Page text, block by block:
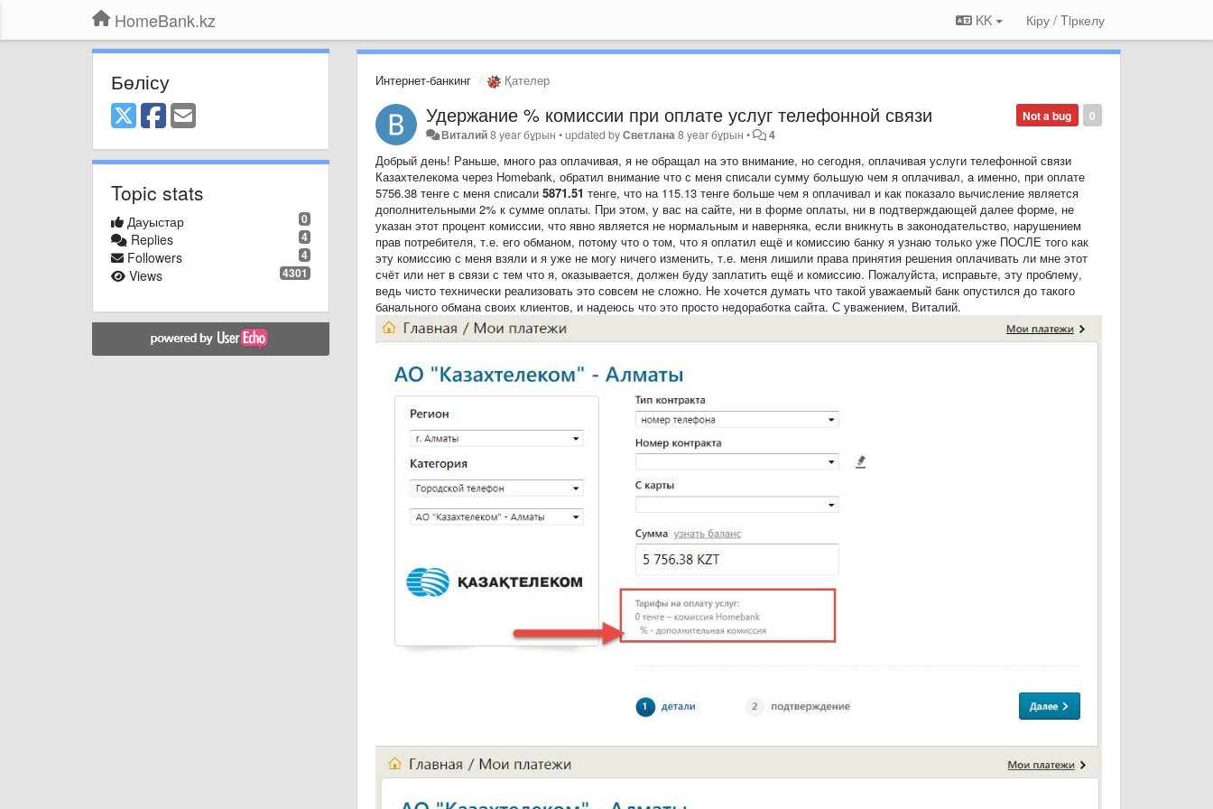
HomeBank.kz KK Кіру / Tiркелу
Бөлісу
Topic stats
0
Дауыстар
4
Replies
4
Followers
4301
Views
Интернет-банкинг Қателер
0
Not a bug
Удержание % комиссии при оплате услуг телефонной связи
Виталий8 year бұрын •updated byСветлана 8 year бұрын • 4
Добрый день! Раньше, много раз оплачивая, я не обращал на это внимание, но сегодня, оплачивая услуги телефонной связи
Казахтелекома через Homebank, обратил внимание что с меня списали сумму большую чем я оплачивал, а именно, при оплате
5756.38 тенге с меня списали 5871.51 тенге, что на 115.13 тенге больше чем я оплачивал и как показало вычисление является
дополнительными 2% к сумме оплаты. При этом, у вас на сайте, ни в форме оплаты, ни в подтверждающей далее форме, не
указан этот процент комиссии, что явно является не нормальным и наверняка, если вникнуть в законодательство, нарушением
прав потребителя, т.е. его обманом, потому что о том, что я оплатил ещё и комиссию банку я узнаю только уже ПОСЛЕ того как
эту комиссию с меня взяли и я уже не могу ничего изменить, т.е. меня лишили права принятия решения оплачивать ли мне этот
счёт или нет в связи с тем что я, оказывается, должен буду заплатить ещё и комиссию. Пожалуйста, исправьте, эту проблему,
ведь чисто технически реализовать это совсем не сложно. Не хочется думать что такой уважаемый банк опустился до такого
банального обмана своих клиентов, и надеюсь что это просто недоработка сайта. С уважением, Виталий.